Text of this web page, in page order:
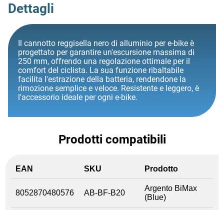
Dettagli
Il cannotto reggisella nero di alluminio per e-bike è
progettato per garantire un'escursione massima di
250 mm, offrendo una regolazione ottimale per il
comfort del ciclista. La sua funzione ribaltabile
facilita l'estrazione della batteria, rendendone la
rimozione semplice e veloce. Resistente e leggero, è
l'accessorio ideale per ogni e-bike.
Prodotti compatibili
EAN SKU Prodotto
8052870480576 AB-BF-B20
Argento BiMax
(Blue)